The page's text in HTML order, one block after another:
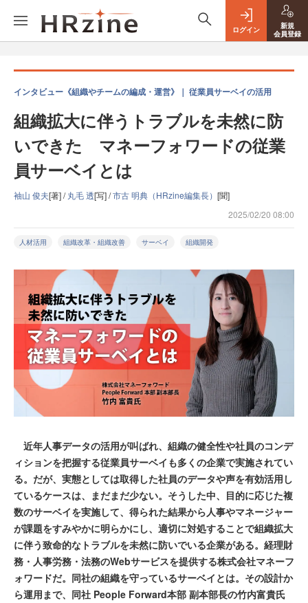
ログイン
新規
会員登録
インタビュー《組織やチームの編成・運営》｜ 従業員サーベイの活用
組織拡大に伴うトラブルを未然に防
いできた マネーフォワードの従業
員サーベイとは
袖山 俊夫[著] /丸毛 透[写] /市古 明典（HRzine編集長） [聞]
2025/02/20 08:00
人材活用 組織改革・組織改善 サーベイ 組織開発
近年人事データの活用が叫ばれ、組織の健全性や社員のコンデ
ィションを把握する従業員サーベイも多くの企業で実施されてい
る。だが、実態としては取得した社員のデータや声を有効活用し
ているケースは、まだまだ少ない。そうした中、目的に応じた複
数のサーベイを実施して、得られた結果から人事やマネージャー
が課題をすみやかに明らかにし、適切に対処することで組織拡大
に伴う致命的なトラブルを未然に防いでいる企業がある。経理財
務・人事労務・法務のWebサービスを提供する株式会社マネーフ
ォワードだ。同社の組織を守っているサーベイとは。その設計か
ら運用まで、同社 People Forward本部 副本部長の竹内富貴氏